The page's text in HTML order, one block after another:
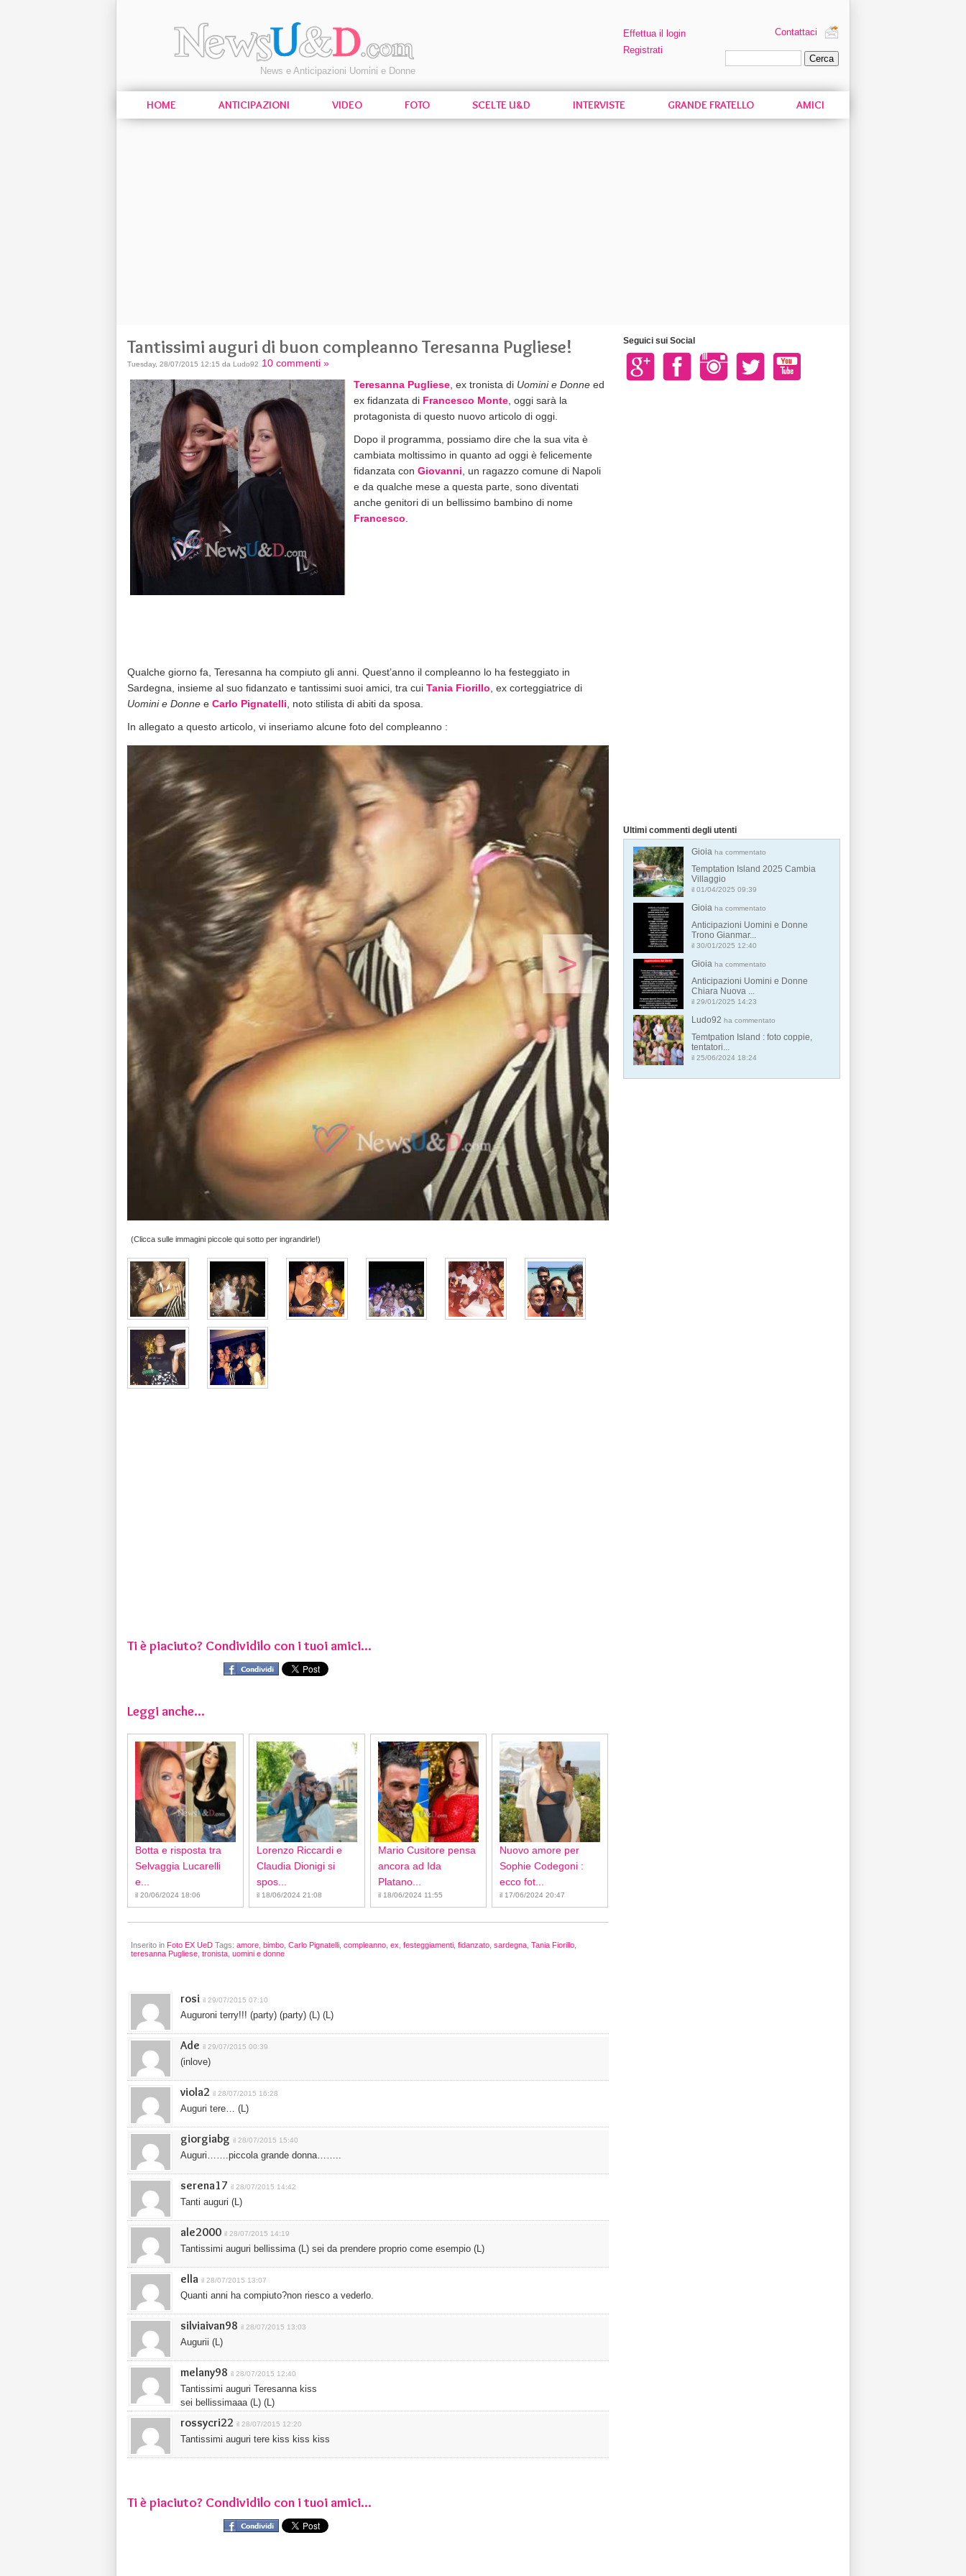
News e Anticipazioni Uomini e Donne
Effettua il login
Registrati
Contattaci
HOME ANTICIPAZIONI VIDEO FOTO SCELTE U&D INTERVISTE GRANDE FRATELLO AMICI
Tantissimi auguri di buon compleanno Teresanna Pugliese!
Tuesday, 28/07/2015 12:15 da Ludo92 10 commenti »
Teresanna Pugliese , ex tronista di Uomini e Donne ed
ex fidanzata di Francesco Monte , oggi sarà la
protagonista di questo nuovo articolo di oggi.
Dopo il programma, possiamo dire che la sua vita è
cambiata moltissimo in quanto ad oggi è felicemente
fidanzata con Giovanni , un ragazzo comune di Napoli
e da qualche mese a questa parte, sono diventati
anche genitori di un bellissimo bambino di nome
Francesco
Qualche giorno fa, Teresanna ha compiuto gli anni. Quest’anno il compleanno lo ha festeggiato in
Sardegna, insieme al suo fidanzato e tantissimi suoi amici, tra cui Tania Fiorillo , ex corteggiatrice di
Uomini e Donne e Carlo Pignatelli , noto stilista di abiti da sposa.
In allegato a questo articolo, vi inseriamo alcune foto del compleanno :
>
(Clicca sulle immagini piccole qui sotto per ingrandirle!)
Ti è piaciuto? Condividilo con i tuoi amici...
Leggi anche...
Botta e risposta tra
Selvaggia Lucarelli
e...
il 20/06/2024 18:06
Lorenzo Riccardi e
Claudia Dionigi si
spos...
il 18/06/2024 21:08
Mario Cusitore pensa
ancora ad Ida
Platano...
il 18/06/2024 11:55
Nuovo amore per
Sophie Codegoni :
ecco fot...
il 17/06/2024 20:47
Inserito in Foto EX UeD Tags: amore bimbo Carlo Pignatelli compleanno ex festeggiamenti fidanzato sardegna Tania Fiorillo
teresanna Pugliese tronista uomini e donne
rosi il 29/07/2015 07:10
Auguroni terry!!! (party) (party) (L) (L)
Ade il 29/07/2015 00:39
(inlove)
viola2 il 28/07/2015 16:28
Auguri tere… (L)
giorgiabg il 28/07/2015 15:40
Auguri…….piccola grande donna……..
serena17 il 28/07/2015 14:42
Tanti auguri (L)
ale2000 il 28/07/2015 14:19
Tantissimi auguri bellissima (L) sei da prendere proprio come esempio (L)
ella il 28/07/2015 13:07
Quanti anni ha compiuto?non riesco a vederlo.
silviaivan98 il 28/07/2015 13:03
Augurii (L)
melany98 il 28/07/2015 12:40
Tantissimi auguri Teresanna kiss
sei bellissimaaa (L) (L)
rossycri22 il 28/07/2015 12:20
Tantissimi auguri tere kiss kiss kiss
Ti è piaciuto? Condividilo con i tuoi amici...
Seguici sui Social
Ultimi commenti degli utenti
Gioia ha commentato
Temptation Island 2025 Cambia
Villaggio
il 01/04/2025 09:39
Gioia ha commentato
Anticipazioni Uomini e Donne
Trono Gianmar...
il 30/01/2025 12:40
Gioia ha commentato
Anticipazioni Uomini e Donne
Chiara Nuova ...
il 29/01/2025 14:23
Ludo92 ha commentato
Temtpation Island : foto coppie,
tentatori...
il 25/06/2024 18:24